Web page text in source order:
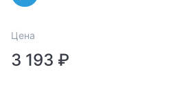
Цена
3 193 ₽